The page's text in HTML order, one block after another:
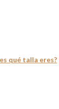
qué talla eres?